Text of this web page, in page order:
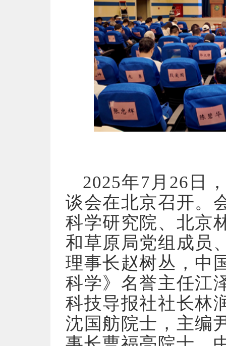
2025年7月26日
谈会在北京召开。
科学研究院、北京
和草原局党组成员
理事长赵树丛，中
科学》名誉主任江
科技导报社社长林
沈国舫院士，主编